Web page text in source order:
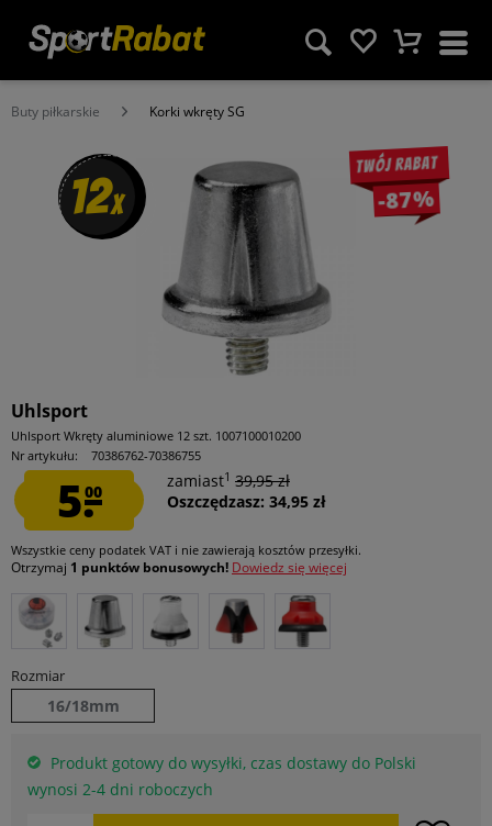
Buty piłkarskie Korki wkręty SG
Twój rabat
-87%
12x
Uhlsport
Uhlsport Wkręty aluminiowe 12 szt. 1007100010200
Nr artykułu:
70386762-70386755
5.00
zamiast1 39,95 zł
Oszczędzasz: 34,95 zł
Wszystkie ceny podatek VAT i nie zawierają kosztów przesyłki.
Otrzymaj 1 punktów bonusowych! Dowiedz się więcej
Rozmiar
16/18mm
Produkt gotowy do wysyłki, czas dostawy do Polski
wynosi 2-4 dni roboczych